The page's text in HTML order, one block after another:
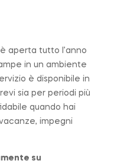
è aperta tutto l’anno
in un ambiente
è disponibile in
sia per periodi più
quando hai
impegni
su